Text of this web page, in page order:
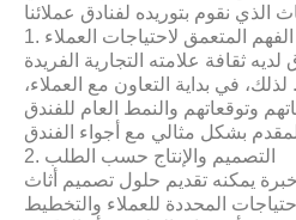
1. الفهم المتعمق لاحتياجات العملاء
ثقافة علامته التجارية الفريدة
في بداية التعاون مع العملاء،
وتوقعاتهم والنمط العام للفندق
2. التصميم والإنتاج حسب الطلب
يمكنه تقديم حلول تصميم أثاث
المحددة للعملاء والتخطيط